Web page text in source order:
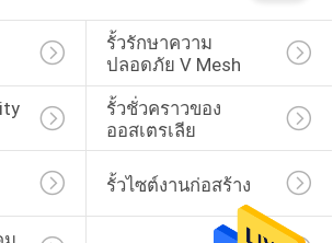
รั้วรักษาความ
ปลอดภัย V Mesh
รั้วชั่วคราวของ
ออสเตรเลีย
รั้วไซต์งานก่อสร้าง